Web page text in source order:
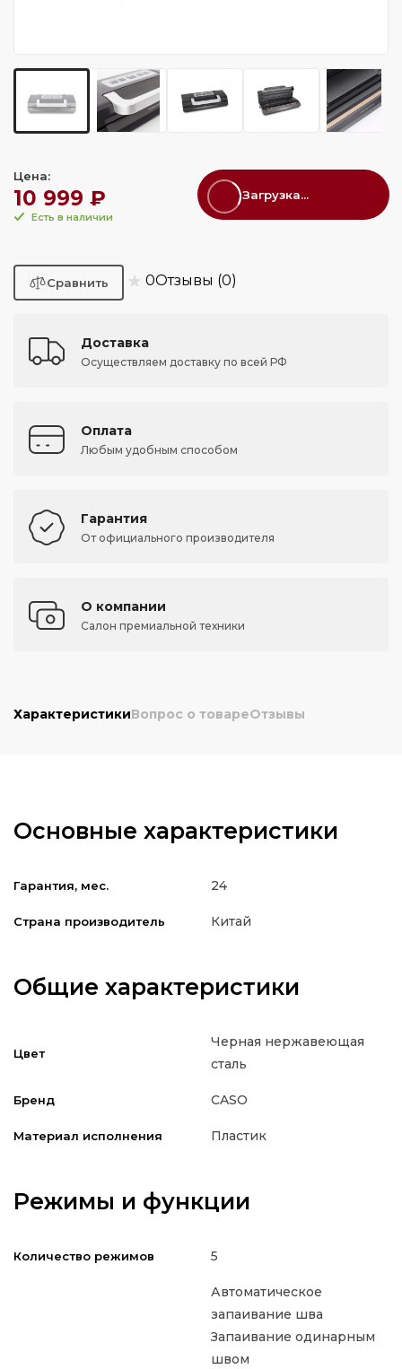
Цена:
10 999 ₽
Есть в наличии
Загрузка...
★ 0Отзывы (0)
Доставка
Осуществляем доставку по всей РФ
Оплата
Любым удобным способом
Гарантия
От официального производителя
О компании
Салон премиальной техники
ХарактеристикиВопрос о товареОтзывы
Основные характеристики
Гарантия, мес. 24
Страна производитель Китай
Общие характеристики
Цвет
Черная нержавеющая
сталь
Бренд CASO
Материал исполнения Пластик
Режимы и функции
Количество режимов 5
Автоматическое
запаивание шва
Запаивание одинарным
швом